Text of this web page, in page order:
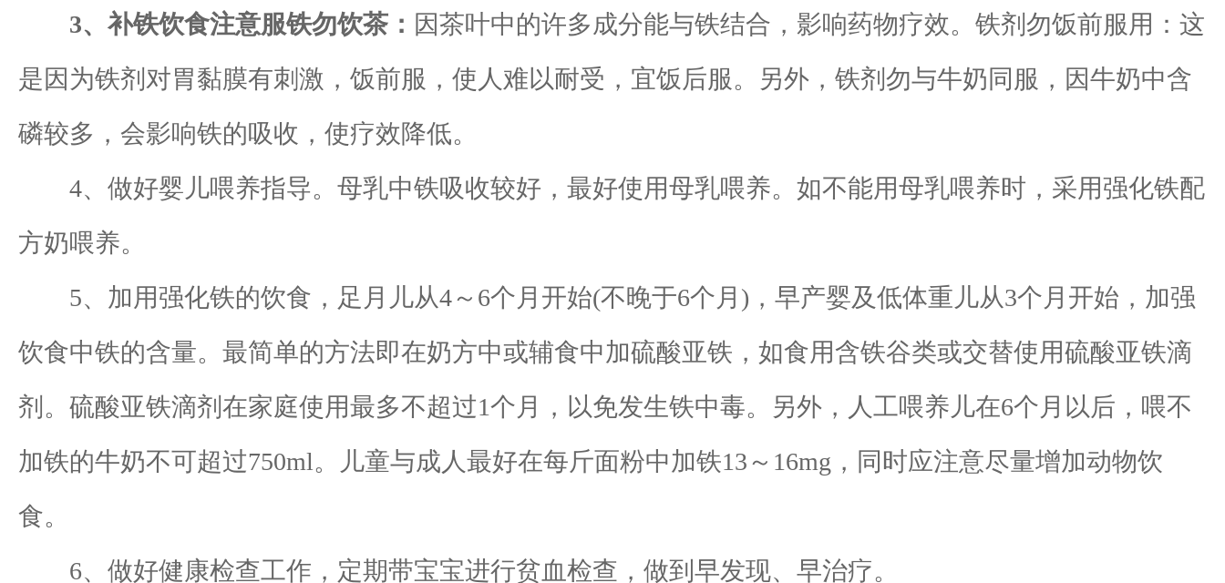
3、补铁饮食注意服铁勿饮茶： 因茶叶中的许多成分能与铁结合，影响药物疗效。铁剂勿饭前服用：这
是因为铁剂对胃黏膜有刺激，饭前服，使人难以耐受，宜饭后服。另外，铁剂勿与牛奶同服，因牛奶中含
磷较多，会影响铁的吸收，使疗效降低。
4、做好婴儿喂养指导。母乳中铁吸收较好，最好使用母乳喂养。如不能用母乳喂养时，采用强化铁配
方奶喂养。
5、加用强化铁的饮食，足月儿从4～6个月开始(不晚于6个月)，早产婴及低体重儿从3个月开始，加强
饮食中铁的含量。最简单的方法即在奶方中或辅食中加硫酸亚铁，如食用含铁谷类或交替使用硫酸亚铁滴
剂。硫酸亚铁滴剂在家庭使用最多不超过1个月，以免发生铁中毒。另外，人工喂养儿在6个月以后，喂不
加铁的牛奶不可超过750ml。儿童与成人最好在每斤面粉中加铁13～16mg，同时应注意尽量增加动物饮
食。
6、做好健康检查工作，定期带宝宝进行贫血检查，做到早发现、早治疗。